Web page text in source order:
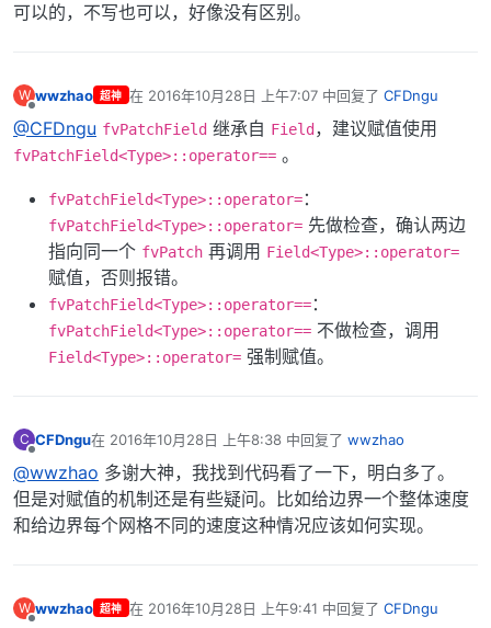
可以的，不写也可以，好像没有区别。
W wwzhao 超神 在 2016年10月28日 上午7:07中回复了 CFDngu
最后由 编辑
@CFDngu fvPatchField 继承自 Field ，建议赋值使用
fvPatchField<Type>::operator== 。
fvPatchField<Type>::operator=：
fvPatchField<Type>::operator= 先做检查，确认两边
指向同一个 fvPatch 再调用 Field<Type>::operator=
赋值，否则报错。
fvPatchField<Type>::operator==：
fvPatchField<Type>::operator== 不做检查，调用
Field<Type>::operator= 强制赋值。
C CFDngu在 2016年10月28日 上午8:38 中回复了 wwzhao
最后由 编辑
@wwzhao 多谢大神，我找到代码看了一下，明白多了。
但是对赋值的机制还是有些疑问。比如给边界一个整体速度
和给边界每个网格不同的速度这种情况应该如何实现。
W wwzhao 超神 在 2016年10月28日 上午9:41 中回复了 CFDngu
最后由 编辑